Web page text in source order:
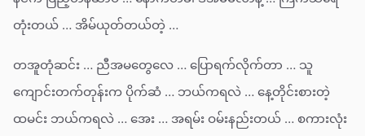
တုံးတယ် … အိမ်ယုတ်တယ်တဲ့ …
တအူတုံဆင်း … ညီအမတွေလေ … ပြောရက်လိုက်တာ … သူ
ကျောင်းတက်တုန်းက ပိုက်ဆံ … ဘယ်ကရလဲ … နေ့တိုင်းစားတဲ့
ထမင်း ဘယ်ကရလဲ … အေး … အရမ်း ဝမ်းနည်းတယ် … စကားလုံး